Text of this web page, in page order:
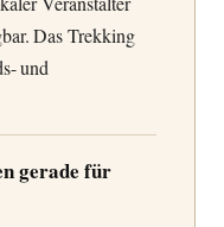
Das Trekking
und
gerade für